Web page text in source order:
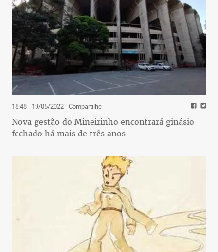
18:48 - 19/05/2022- Compartilhe
Nova gestão do Mineirinho encontrará ginásio
fechado há mais de três anos